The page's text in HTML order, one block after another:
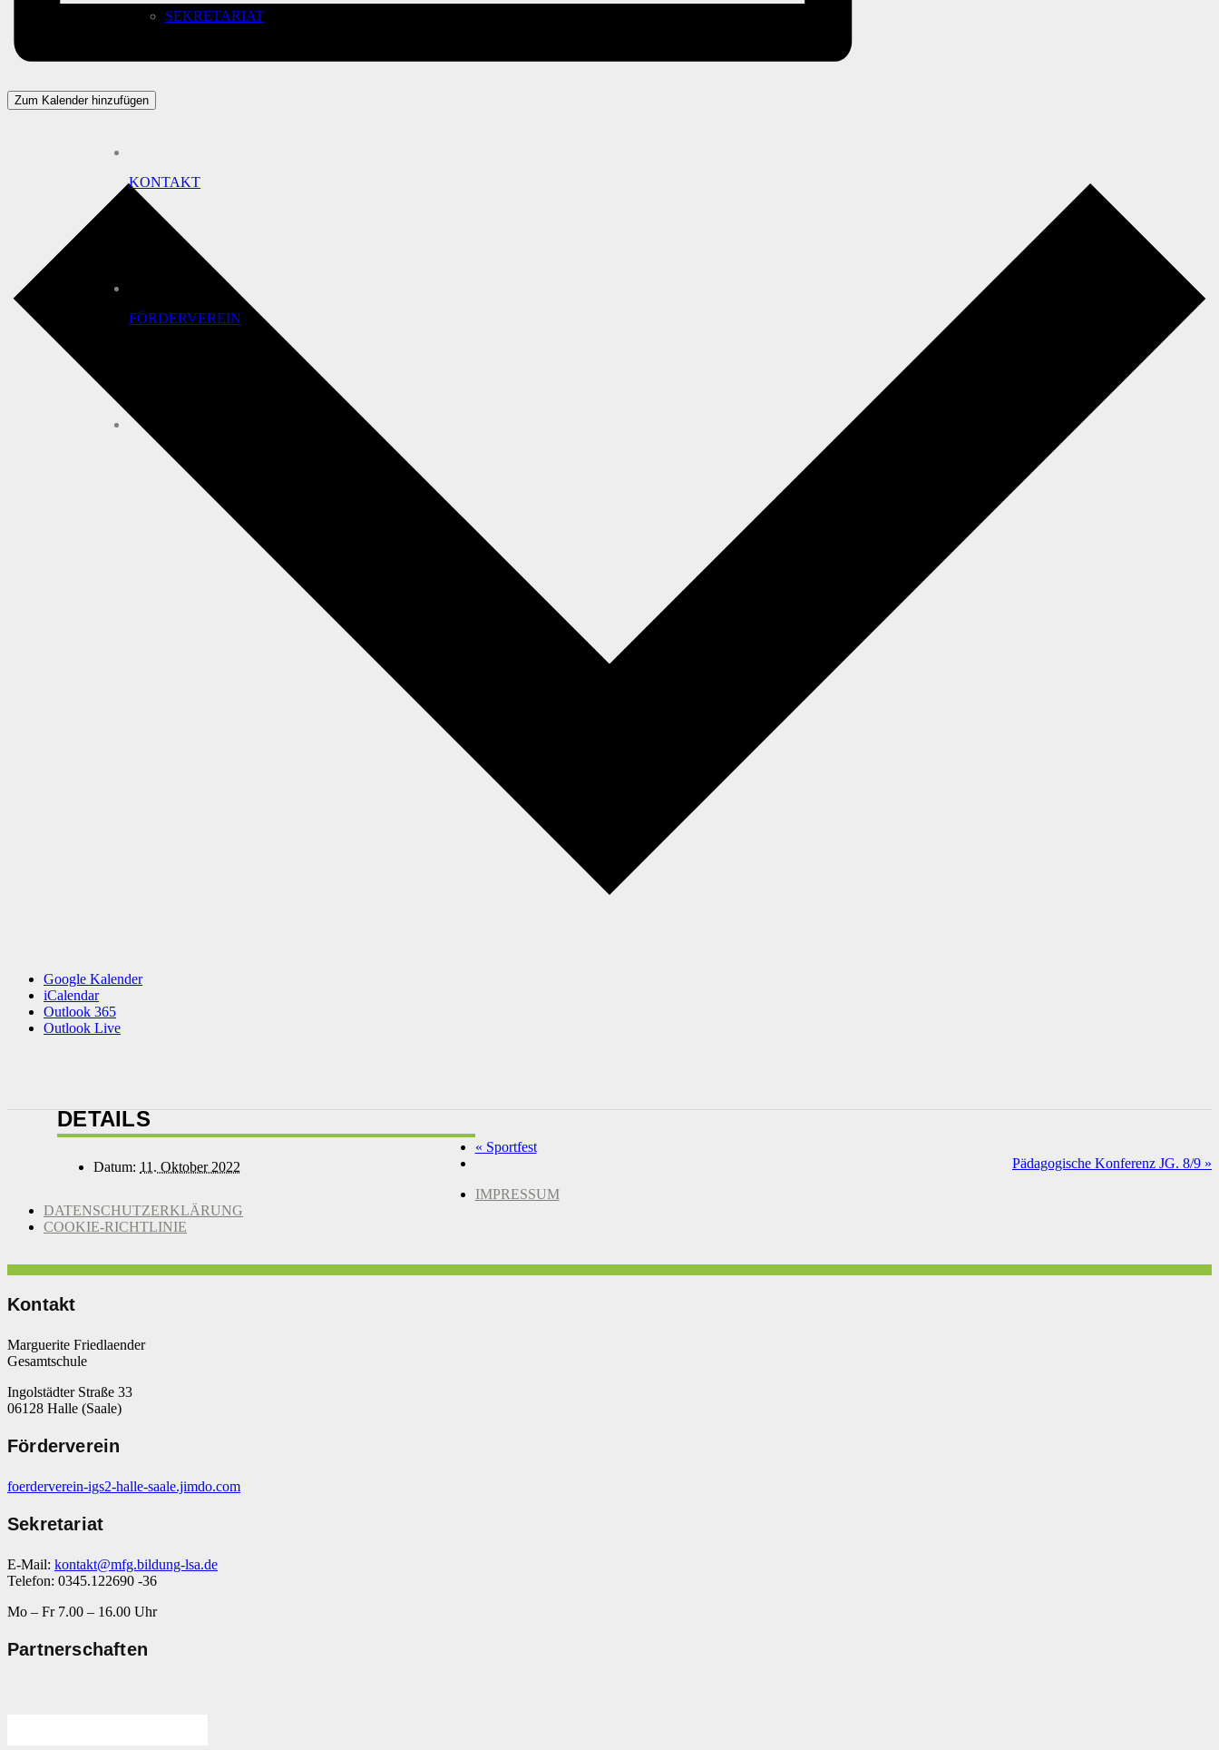
SEKRETARIAT
KONTAKT
FÖRDERVEREIN
Zum Kalender hinzufügen
Google Kalender
iCalendar
Outlook 365
Outlook Live
DETAILS
Datum: 11. Oktober 2022
« Sportfest
Pädagogische Konferenz JG. 8/9 »
IMPRESSUM
DATENSCHUTZERKLÄRUNG
COOKIE-RICHTLINIE
Kontakt
Marguerite Friedlaender
Gesamtschule
Ingolstädter Straße 33
06128 Halle (Saale)
Förderverein
foerderverein-igs2-halle-saale.jimdo.com
Sekretariat
E-Mail: kontakt@mfg.bildung-lsa.de
Telefon: 0345.122690 -36
Mo – Fr 7.00 – 16.00 Uhr
Partnerschaften